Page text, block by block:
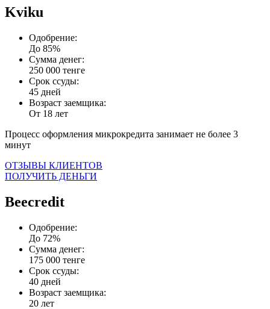
Kviku
Одобрение:
До 85%
Сумма денег:
250 000 тенге
Срок ссуды:
45 дней
Возраст заемщика:
От 18 лет
Процесс оформления микрокредита занимает не более 3
минут
ОТЗЫВЫ КЛИЕНТОВ
ПОЛУЧИТЬ ДЕНЬГИ
Beecredit
Одобрение:
До 72%
Сумма денег:
175 000 тенге
Срок ссуды:
40 дней
Возраст заемщика:
20 лет